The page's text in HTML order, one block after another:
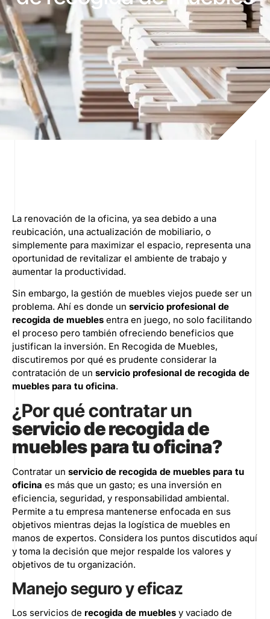
La renovación de la oficina, ya sea debido a una
reubicación, una actualización de mobiliario, o
simplemente para maximizar el espacio, representa una
oportunidad de revitalizar el ambiente de trabajo y
aumentar la productividad.
Sin embargo, la gestión de muebles viejos puede ser un
problema. Ahí es donde un servicio profesional de
recogida de muebles entra en juego, no solo facilitando
el proceso pero también ofreciendo beneficios que
justifican la inversión. En Recogida de Muebles,
discutiremos por qué es prudente considerar la
contratación de un servicio profesional de recogida de
muebles para tu oficina.
¿Por qué contratar un
servicio de recogida de
muebles para tu oficina?
Contratar un servicio de recogida de muebles para tu
oficina es más que un gasto; es una inversión en
eficiencia, seguridad, y responsabilidad ambiental.
Permite a tu empresa mantenerse enfocada en sus
objetivos mientras dejas la logística de muebles en
manos de expertos. Considera los puntos discutidos aquí
y toma la decisión que mejor respalde los valores y
objetivos de tu organización.
Manejo seguro y eficaz
Los servicios de recogida de muebles y vaciado de